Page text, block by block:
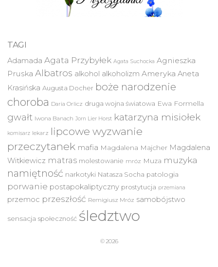
TAGI
Adamada Agata Przybyłek Agata Suchocka Agnieszka
Pruska Albatros alkohol alkoholizm Ameryka Aneta
Krasińska Augusta Docher boże narodzenie
choroba Daria Orlicz druga wojna światowa Ewa Formella
gwałt Iwona Banach Jorn Lier Horst katarzyna misiołek
komisarz lekarz lipcowe wyzwanie
przeczytanek mafia Magdalena Majcher Magdalena
Witkiewicz matras molestowanie mróz Muza muzyka
namiętność narkotyki Natasza Socha patologia
porwanie postapokaliptyczny prostytucja przemiana
przemoc przeszłość Remigiusz Mróz samobójstwo
sensacja społeczność śledztwo
© 2026